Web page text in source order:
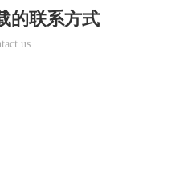
的联系方式
us